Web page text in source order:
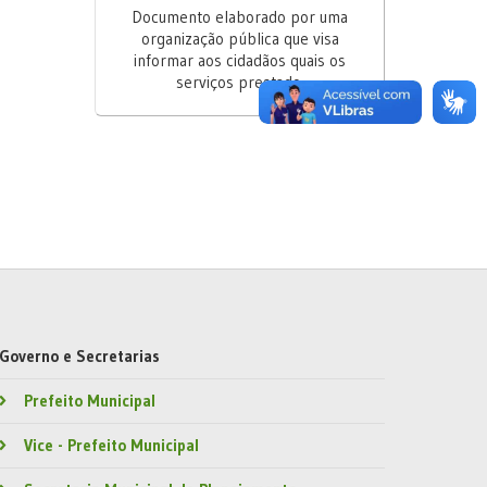
Documento elaborado por uma
organização pública que visa
informar aos cidadãos quais os
serviços prestado.
Governo e Secretarias
Prefeito Municipal
Vice - Prefeito Municipal